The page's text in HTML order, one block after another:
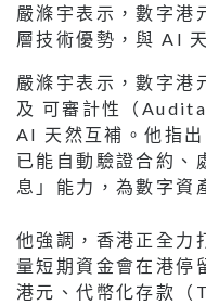
嚴滌宇表示，數字港
層技術優勢，與 AI
嚴滌宇表示，數字港
及 可審計性（
AI 天然互補。他指
已能自動驗證合約、
息」能力，為數字資
他強調，香港正全力
量短期資金會在港停
港元、代幣化存款